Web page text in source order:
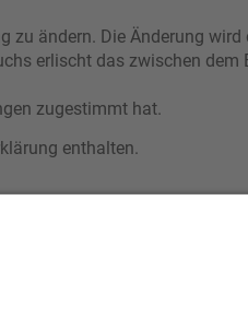
ändern. Die Änderung
erlischt das zwischen dem
zugestimmt hat.
enthalten.